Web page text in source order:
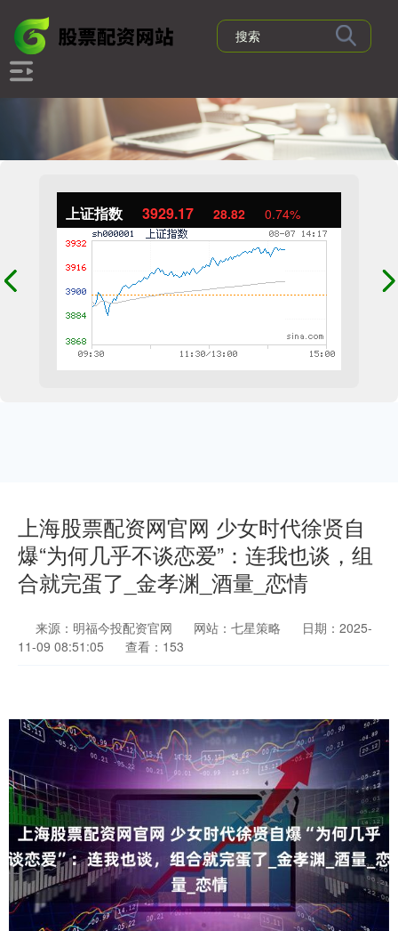
上证指数 3929.13 28.77 0.74%
上海股票配资网官网 少女时代徐贤自
爆“为何几乎不谈恋爱”：连我也谈，组
合就完蛋了_金孝渊_酒量_恋情
来源：明福今投配资官网 网站：七星策略
日期：2025-
11-09 08:51:05
查看：153